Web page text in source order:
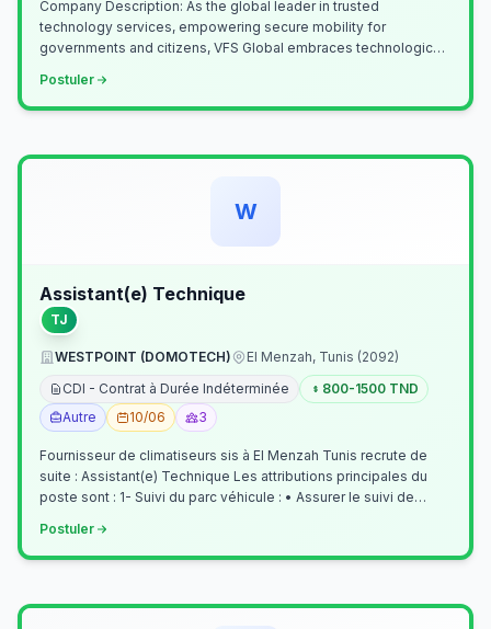
Company Description: As the global leader in trusted
technology services, empowering secure mobility for
governments and citizens, VFS Global embraces technological
Postuler
W
Assistant(e) Technique
TJ
WESTPOINT (DOMOTECH)
El Menzah, Tunis (2092)
CDI - Contrat à Durée Indéterminée
800-1500 TND
Autre
10/06 3
Fournisseur de climatiseurs sis à El Menzah Tunis recrute de
suite : Assistant(e) Technique Les attributions principales du
poste sont : 1- Suivi du parc véhicule : • Assurer le suivi de
Postuler